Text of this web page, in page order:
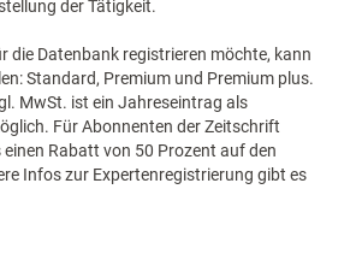
der Tätigkeit.
die Datenbank registrieren möchte, kann
Standard, Premium und Premium plus.
MwSt. ist ein Jahreseintrag als
Für Abonnenten der Zeitschrift
einen Rabatt von 50 Prozent auf den
Infos zur Expertenregistrierung gibt es